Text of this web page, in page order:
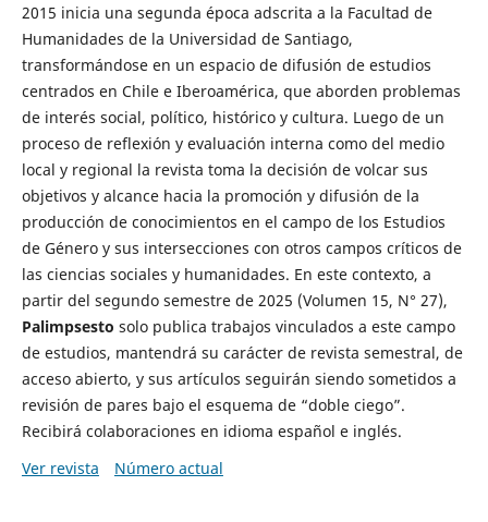
2015 inicia una segunda época adscrita a la Facultad de
Humanidades de la Universidad de Santiago,
transformándose en un espacio de difusión de estudios
centrados en Chile e Iberoamérica, que aborden problemas
de interés social, político, histórico y cultura. Luego de un
proceso de reflexión y evaluación interna como del medio
local y regional la revista toma la decisión de volcar sus
objetivos y alcance hacia la promoción y difusión de la
producción de conocimientos en el campo de los Estudios
de Género y sus intersecciones con otros campos críticos de
las ciencias sociales y humanidades. En este contexto, a
partir del segundo semestre de 2025 (Volumen 15, N° 27),
Palimpsesto solo publica trabajos vinculados a este campo
de estudios, mantendrá su carácter de revista semestral, de
acceso abierto, y sus artículos seguirán siendo sometidos a
revisión de pares bajo el esquema de “doble ciego”.
Recibirá colaboraciones en idioma español e inglés.
Ver revista
Número actual